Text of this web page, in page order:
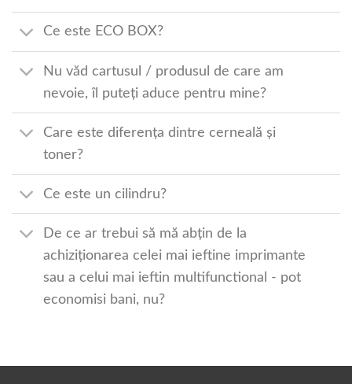
Ce este ECO BOX?
Nu văd cartusul / produsul de care am
nevoie, îl puteți aduce pentru mine?
Care este diferența dintre cerneală și
toner?
Ce este un cilindru?
De ce ar trebui să mă abțin de la
achiziționarea celei mai ieftine imprimante
sau a celui mai ieftin multifunctional - pot
economisi bani, nu?